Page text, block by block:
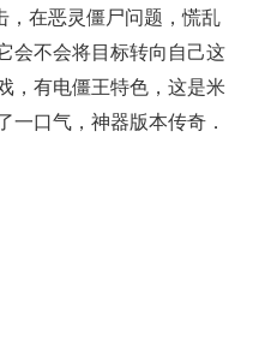
，在恶灵僵尸问题，慌乱
会不会将目标转向自己这
，有电僵王特色，这是米
一口气，神器版本传奇．